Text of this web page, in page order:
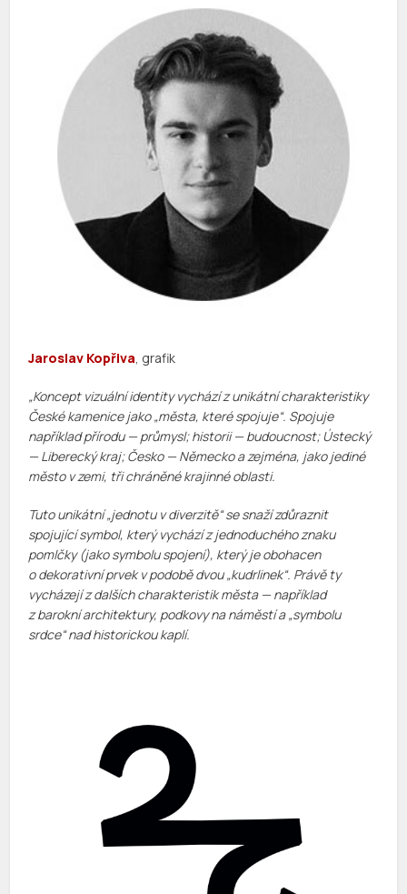
Jaroslav Kopřiva, grafik
„Koncept vizuální identity vychází z unikátní charakteristiky
České kamenice jako „města, které spojuje“. Spojuje
například přírodu — průmysl; historii — budoucnost; Ústecký
— Liberecký kraj; Česko — Německo a zejména, jako jediné
město v zemi, tři chráněné krajinné oblasti.
Tuto unikátní „jednotu v diverzitě“ se snaží zdůraznit
spojující symbol, který vychází z jednoduchého znaku
pomlčky (jako symbolu spojení), který je obohacen
o dekorativní prvek v podobě dvou „kudrlinek“. Právě ty
vycházejí z dalších charakteristik města — například
z barokní architektury, podkovy na náměstí a „symbolu
srdce“ nad historickou kaplí.